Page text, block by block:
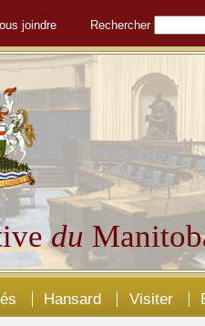
joindre Rechercher
du
Hansard Visiter